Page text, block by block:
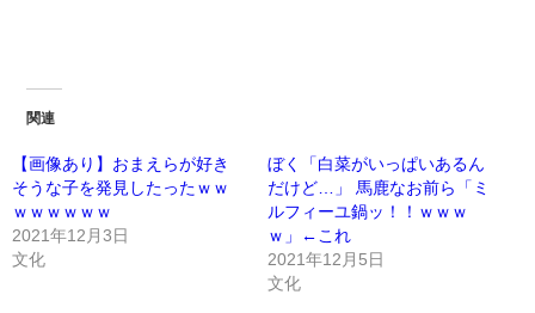
関連
【画像あり】おまえらが好き
そうな子を発見したったｗｗ
ｗｗｗｗｗｗ
2021年12月3日
文化
ぼく「白菜がいっぱいあるん
だけど…」 馬鹿なお前ら「ミ
ルフィーユ鍋ッ！！ｗｗｗ
ｗ」←これ
2021年12月5日
文化